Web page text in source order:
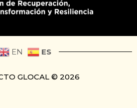
EN ES
GLOCAL © 2026